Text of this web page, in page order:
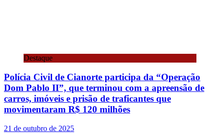
Destaque
Polícia Civil de Cianorte participa da “Operação
Dom Pablo II”, que terminou com a apreensão de
carros, imóveis e prisão de traficantes que
movimentaram R$ 120 milhões
21 de outubro de 2025